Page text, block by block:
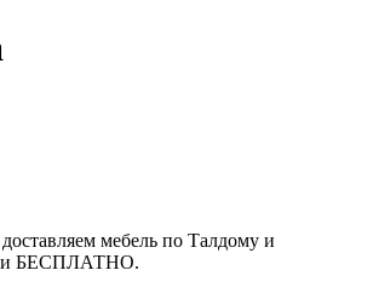
мебель по Талдому и
БЕСПЛАТНО.